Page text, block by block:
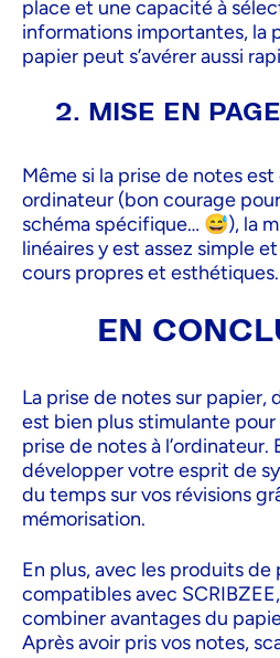
place et une capacité à
informations importantes, la
papier peut s’avérer aussi
2. MISE EN
Même si la prise de notes
ordinateur (bon courage
schéma spécifique… 😅), la
linéaires y est assez simple
cours propres et esthétiques.
EN
La prise de notes sur papier,
est bien plus stimulante pour
prise de notes à
développer votre esprit de
du temps sur vos révisions
mémorisation.
En plus, avec les produits
compatibles avec
combiner avantages du
Après avoir pris vos notes,